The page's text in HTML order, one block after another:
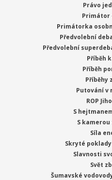
Právo
Primátor
Primátorka
Předvolební
Předvolební
Příběh
Příběh
Příběhy
Putování v
ROP
S
S kamerou
Síla
Skryté
Slavnosti
Svět
Šumavské